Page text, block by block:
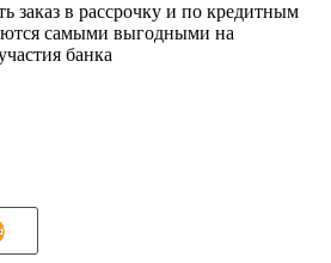
заказ в рассрочку и по кредитным
самыми выгодными на
банка